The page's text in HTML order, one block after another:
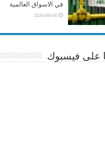
في الاسواق العالمية
2026-08-08
على فيسبوك